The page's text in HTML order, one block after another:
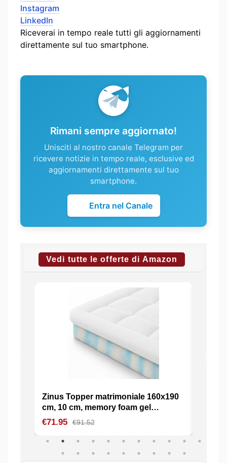
Instagram
LinkedIn
Riceverai in tempo reale tutti gli aggiornamenti
direttamente sul tuo smartphone.
Rimani sempre aggiornato!
Unisciti al nostro canale Telegram per
ricevere notizie in tempo reale, esclusive ed
aggiornamenti direttamente sul tuo
smartphone.
Entra nel Canale